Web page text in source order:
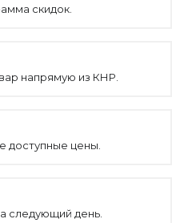
скидок.
напрямую из КНР.
доступные цены.
следующий день.